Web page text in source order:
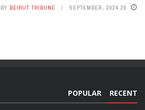
20 SEPTEMBER، 2024 BY BEIRUT TRIBUNE
RECENT
POPULAR